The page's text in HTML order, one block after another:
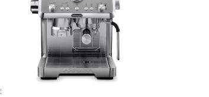
Opera, srebreni, ručni